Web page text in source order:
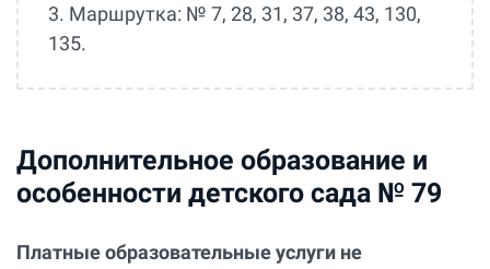
3. Маршрутка: № 7, 28, 31, 37, 38, 43, 130,
135.
Дополнительное образование и
особенности детского сада № 79
Платные образовательные услуги не